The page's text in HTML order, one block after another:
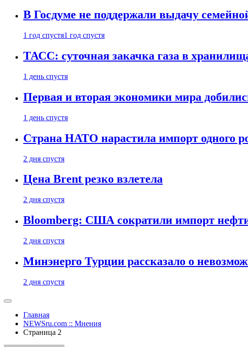
В Госдуме не поддержали выдачу
1 год спустя1 год спустя
ТАСС: суточная закачка газа в
1 день спустя
Первая и вторая экономики мира
1 день спустя
Страна НАТО нарастила импорт одного
2 дня спустя
Цена Brent резко взлетела
2 дня спустя
Bloomberg: США сократили импорт нефти
2 дня спустя
Минэнерго Турции рассказало о
2 дня спустя
Главная
NEWSru.com :: Мнения
Страница 2